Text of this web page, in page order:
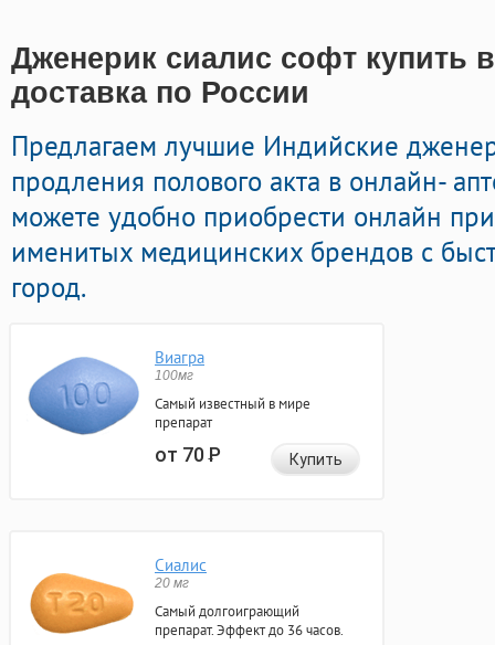
Дженерик сиалис софт купить
доставка по России
Предлагаем лучшие Индийские
продления полового акта в онлайн-
можете удобно приобрести онлайн
именитых медицинских брендов с
город.
Виагра
100мг
Самый известный в мире
препарат
от 70Р Купить
Сиалис
20 мг
Самый долгоиграющий
препарат. Эффект до 36 часов.